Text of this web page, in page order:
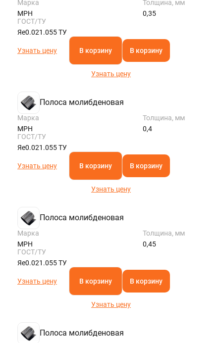
Марка
МРН
Толщина, мм
0,35
ГОСТ/ТУ
Яе0.021.055 ТУ
Узнать цену В корзину В корзину
Узнать цену
Полоса молибденовая
Марка
МРН
Толщина, мм
0,4
ГОСТ/ТУ
Яе0.021.055 ТУ
Узнать цену В корзину В корзину
Узнать цену
Полоса молибденовая
Марка
МРН
Толщина, мм
0,45
ГОСТ/ТУ
Яе0.021.055 ТУ
Узнать цену В корзину В корзину
Узнать цену
Полоса молибденовая